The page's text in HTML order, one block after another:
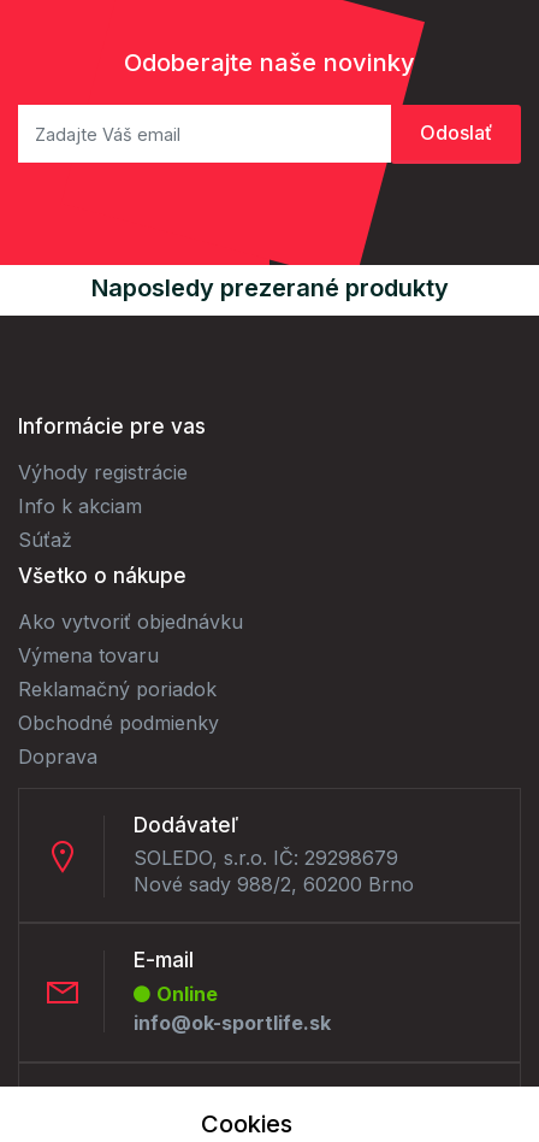
Odoberajte naše novinky
Naposledy prezerané produkty
Informácie pre vas
Výhody registrácie
Info k akciam
Súťaž
Všetko o nákupe
Ako vytvoriť objednávku
Výmena tovaru
Reklamačný poriadok
Obchodné podmienky
Doprava
Dodávateľ
SOLEDO, s.r.o. IČ: 29298679
Nové sady 988/2, 60200 Brno
E-mail
Online
info@ok-sportlife.sk
OfflineCookies